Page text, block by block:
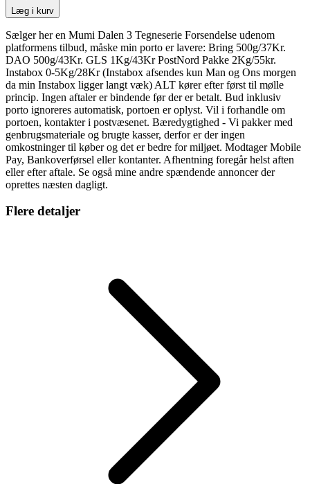
Læg i kurv
Sælger her en Mumi Dalen 3 Tegneserie Forsendelse udenom
platformens tilbud, måske min porto er lavere: Bring 500g/37Kr.
DAO 500g/43Kr. GLS 1Kg/43Kr PostNord Pakke 2Kg/55kr.
Instabox 0-5Kg/28Kr (Instabox afsendes kun Man og Ons morgen
da min Instabox ligger langt væk) ALT kører efter først til mølle
princip. Ingen aftaler er bindende før der er betalt. Bud inklusiv
porto ignoreres automatisk, portoen er oplyst. Vil i forhandle om
portoen, kontakter i postvæsenet. Bæredygtighed - Vi pakker med
genbrugsmateriale og brugte kasser, derfor er der ingen
omkostninger til køber og det er bedre for miljøet. Modtager Mobile
Pay, Bankoverførsel eller kontanter. Afhentning foregår helst aften
eller efter aftale. Se også mine andre spændende annoncer der
oprettes næsten dagligt.
Flere detaljer